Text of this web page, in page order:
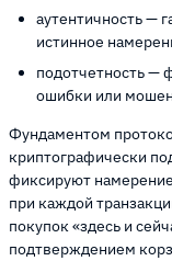
аутентичность —
истинное
подотчетность —
ошибки или
Фундаментом
криптографически
фиксируют
при каждой
покупок «здесь и
подтверждением